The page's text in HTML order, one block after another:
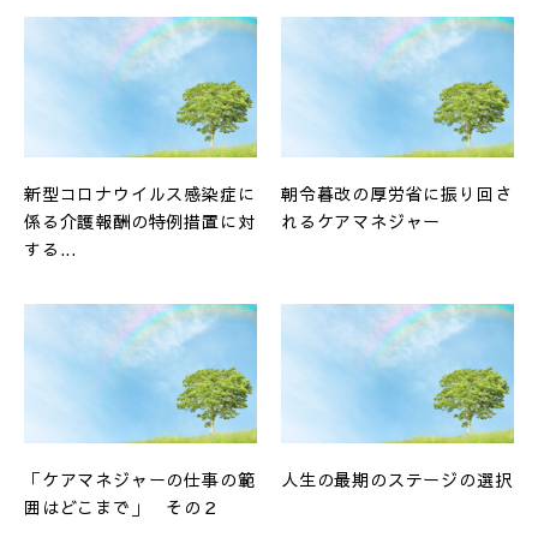
新型コロナウイルス感染症に
係る介護報酬の特例措置に対
する...
朝令暮改の厚労省に振り回さ
れるケアマネジャー
「ケアマネジャーの仕事の範
囲はどこまで」 その２
人生の最期のステージの選択